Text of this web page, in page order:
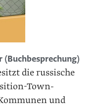
die russische
Town-
und